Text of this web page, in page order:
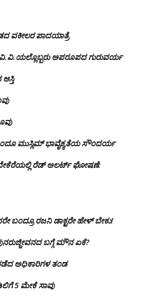
ವಕೀಲರ ಪಾದಯಾತ್ರೆ
ಅಪರೂಪದ ಗುರುವರ್ಯ
ಮುಸ್ಲಿಮ್ ಭಾವೈಕ್ಯತೆಯ ಸೌಂದರ್ಯ
ರೆಡ್ ಅಲರ್ಟ್ ಘೋಷಣೆ:
ಬಂದ್ರೂ ರಜನಿ ಡಾಕ್ಟರೇ ಹೇಳ್ ಬೇಕು!
ಬಗ್ಗೆ ಮೌನ ಏಕೆ?
ಅಧಿಕಾರಿಗಳ ತಂಡ
5 ಮೇಕೆ ಸಾವು